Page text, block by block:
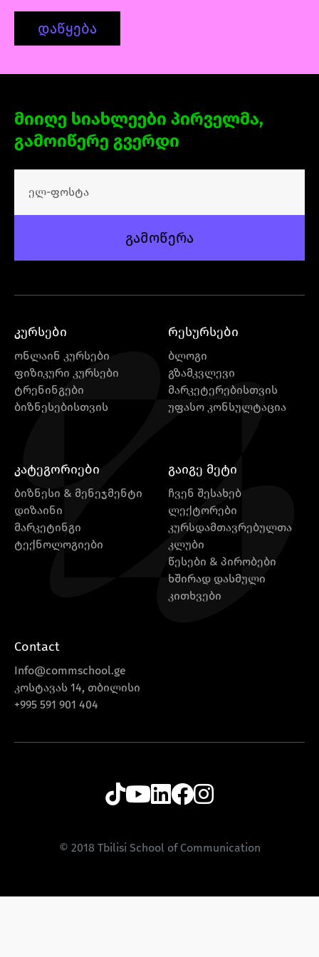
დაწყება
მიიღე სიახლეები პირველმა,
გამოიწერე გვერდი
გამოწერა
კურსები
ონლაინ კურსები
ფიზიკური კურსები
ტრენინგები
ბიზნესებისთვის
რესურსები
ბლოგი
გზამკვლევი
მარკეტერებისთვის
უფასო კონსულტაცია
კატეგორიები
ბიზნესი & მენეჯმენტი
დიზაინი
მარკეტინგი
ტექნოლოგიები
გაიგე მეტი
ჩვენ შესახებ
ლექტორები
კურსდამთავრებულთა
კლუბი
წესები & პირობები
ხშირად დასმული
კითხვები
Contact
Info@commschool.ge
კოსტავას 14, თბილისი
+995 591 901 404
© 2018 Tbilisi School of Communication